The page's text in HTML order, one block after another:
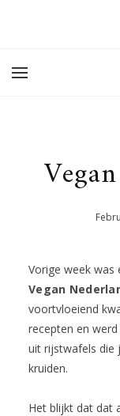
Vorige week was
Vegan
voortvloeiend
recepten en
uit rijstwafels die
kruiden.
Het blijkt dat dat